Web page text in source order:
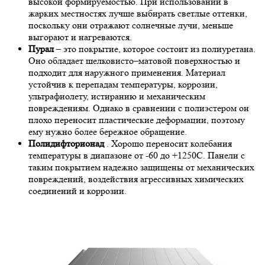
жарких местностях лучше выбирать светлые оттенки,
поскольку они отражают солнечные лучи, меньше
выгорают и нагреваются.
Пурал– это покрытие, которое состоит из полиуретана.
Оно обладает шелковисто–матовой поверхностью и
подходит для наружного применения. Материал
устойчив к перепадам температуры, коррозии,
ультрафиолету, истиранию и механическим
повреждениям. Однако в сравнении с полиэстером он
плохо переносит пластические деформации, поэтому
ему нужно более бережное обращение.
Полидифторионад. Хорошо переносит колебания
температуры в диапазоне от -60 до +1250С. Панели с
таким покрытием надежно защищены от механических
повреждений, воздействия агрессивных химических
соединений и коррозии.